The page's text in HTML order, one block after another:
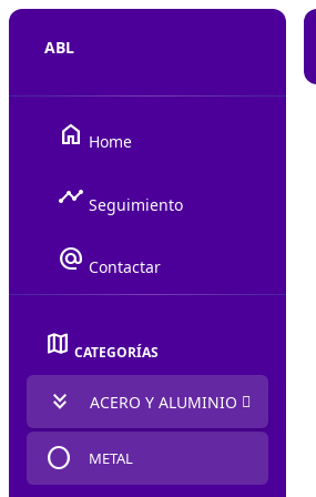
ABL
home Home
timeline Seguimiento
alternate_email Contactar
map CATEGORÍAS
keyboard_double_arrow_down ACERO Y ALUMINIO
circle METAL